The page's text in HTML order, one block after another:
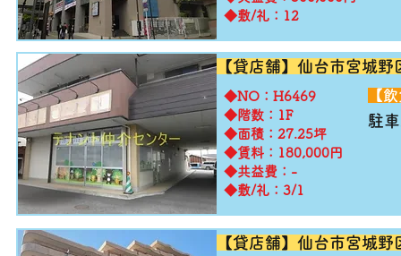
◆敷/礼：12
【貸店舗】仙台市宮城
​◆NO：H6469
◆階数：1F
◆面積：27.25坪
◆賃料：180,000円
◆共益費：-
◆敷/礼：3/1
駐
【
【貸店舗】仙台市宮城